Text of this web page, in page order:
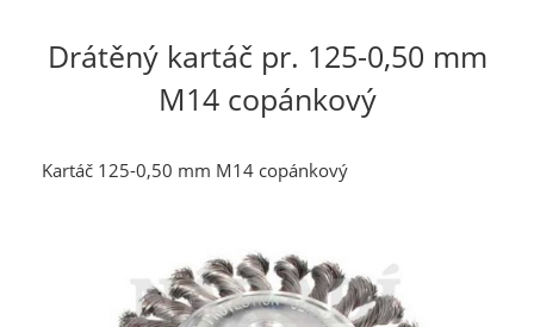
Drátěný kartáč pr. 125-0,50 mm
M14 copánkový
Kartáč 125-0,50 mm M14 copánkový